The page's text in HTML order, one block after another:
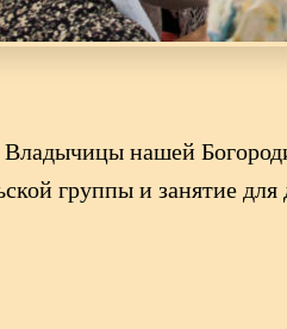
Владычицы нашей
группы и занятие для